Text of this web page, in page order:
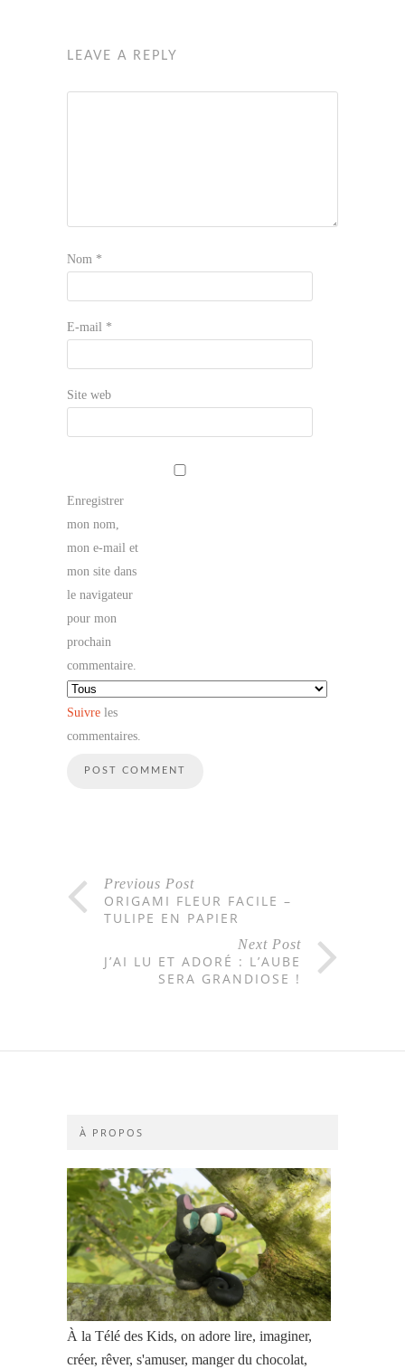
LEAVE A REPLY
Nom *
E-mail *
Site web
Enregistrer
mon nom,
mon e-mail et
mon site dans
le navigateur
pour mon
prochain
commentaire.
Suivre les
commentaires.
Previous Post
ORIGAMI FLEUR FACILE –
TULIPE EN PAPIER
Next Post
J’AI LU ET ADORÉ : L’AUBE
SERA GRANDIOSE !
À PROPOS
À la Télé des Kids, on adore lire, imaginer,
créer, rêver, s'amuser, manger du chocolat,